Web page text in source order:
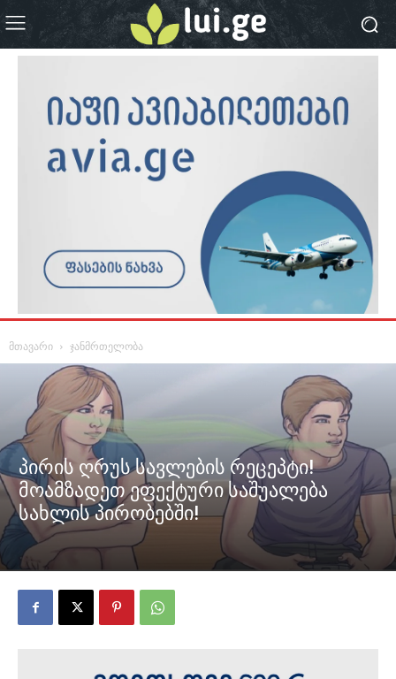
მთავარი ჯანმრთელობა
პირის ღრუს სავლების რეცეპტი!
მოამზადეთ ეფექტური საშუალება
სახლის პირობებში!